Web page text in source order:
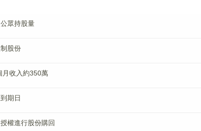
眾持股量
股份
月收入約350萬
期日
權進行股份購回